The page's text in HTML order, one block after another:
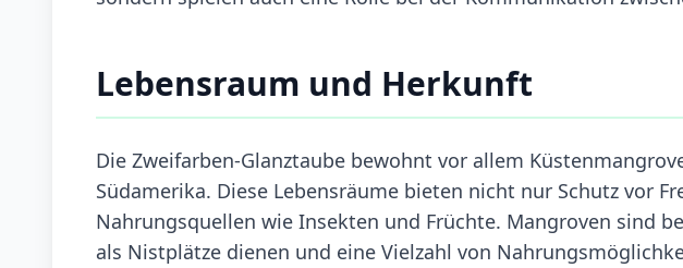
Lebensraum und Herkunft
Die Zweifarben-Glanztaube bewohnt vor allem
Südamerika. Diese Lebensräume bieten nicht nur Schutz vor
Nahrungsquellen wie Insekten und Früchte. Mangroven sind
als Nistplätze dienen und eine Vielzahl von